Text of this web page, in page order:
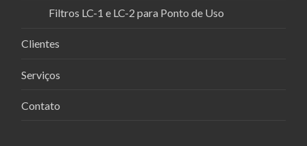
Filtros LC-1 e LC-2 para Ponto de Uso
Clientes
Serviços
Contato